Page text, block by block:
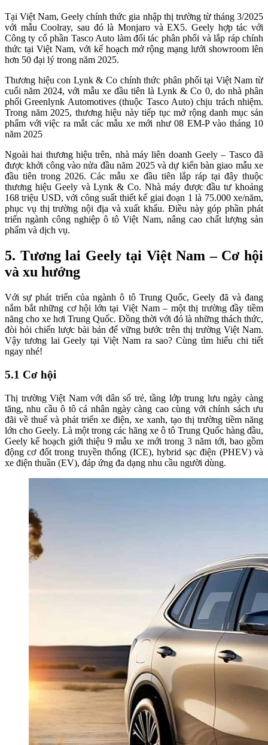
Tại Việt Nam, Geely chính thức gia nhập thị trường từ tháng 3/2025
với mẫu Coolray, sau đó là Monjaro và EX5. Geely hợp tác với
Công ty cổ phần Tasco Auto làm đối tác phân phối và lắp ráp chính
thức tại Việt Nam, với kế hoạch mở rộng mạng lưới showroom lên
hơn 50 đại lý trong năm 2025.
Thương hiệu con Lynk & Co chính thức phân phối tại Việt Nam từ
cuối năm 2024, với mẫu xe đầu tiên là Lynk & Co 0, do nhà phân
phối Greenlynk Automotives (thuộc Tasco Auto) chịu trách nhiệm.
Trong năm 2025, thương hiệu này tiếp tục mở rộng danh mục sản
phẩm với việc ra mắt các mẫu xe mới như 08 EM-P vào tháng 10
năm 2025
Ngoài hai thương hiệu trên, nhà máy liên doanh Geely – Tasco đã
được khởi công vào nửa đầu năm 2025 và dự kiến bàn giao mẫu xe
đầu tiên trong 2026. Các mẫu xe đầu tiên lắp ráp tại đây thuộc
thương hiệu Geely và Lynk & Co. Nhà máy được đầu tư khoảng
168 triệu USD, với công suất thiết kế giai đoạn 1 là 75.000 xe/năm,
phục vụ thị trường nội địa và xuất khẩu. Điều này góp phần phát
triển ngành công nghiệp ô tô Việt Nam, nâng cao chất lượng sản
phẩm và dịch vụ.
5. Tương lai Geely tại Việt Nam – Cơ hội
và xu hướng
Với sự phát triển của ngành ô tô Trung Quốc, Geely đã và đang
nắm bắt những cơ hội lớn tại Việt Nam – một thị trường đầy tiềm
năng cho xe hơi Trung Quốc. Đồng thời với đó là những thách thức,
đòi hỏi chiến lược bài bản để vững bước trên thị trường Việt Nam.
Vậy tương lai Geely tại Việt Nam ra sao? Cùng tìm hiểu chi tiết
ngay nhé!
5.1 Cơ hội
Thị trường Việt Nam với dân số trẻ, tầng lớp trung lưu ngày càng
tăng, nhu cầu ô tô cá nhân ngày càng cao cùng với chính sách ưu
đãi về thuế và phát triển xe điện, xe xanh, tạo thị trường tiềm năng
lớn cho Geely. Là một trong các hãng xe ô tô Trung Quốc hàng đầu,
Geely kế hoạch giới thiệu 9 mẫu xe mới trong 3 năm tới, bao gồm
động cơ đốt trong truyền thống (ICE), hybrid sạc điện (PHEV) và
xe điện thuần (EV), đáp ứng đa dạng nhu cầu người dùng.